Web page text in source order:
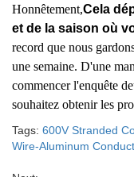
Honnêtement,Cela
et de la saison où
record que nous
une semaine. D'une
commencer l'enquête
souhaitez obtenir les
Tags: 600V Stranded
Wire-Aluminum